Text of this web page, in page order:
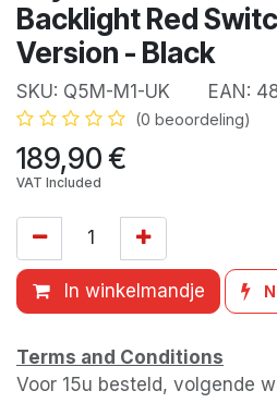
Backlight Red
Version - Black
SKU: Q5M-M1-UK EAN:
(0 beoordeling)
189,90€
VAT Included
In winkelmandje
Terms and Conditions
Voor 15u besteld, volgende